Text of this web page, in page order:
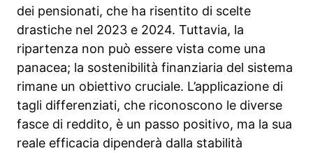
dei pensionati, che ha risentito di scelte
drastiche nel 2023 e 2024. Tuttavia, la
ripartenza non può essere vista come una
panacea; la sostenibilità finanziaria del sistema
rimane un obiettivo cruciale. L’applicazione di
tagli differenziati, che riconoscono le diverse
fasce di reddito, è un passo positivo, ma la sua
reale efficacia dipenderà dalla stabilità